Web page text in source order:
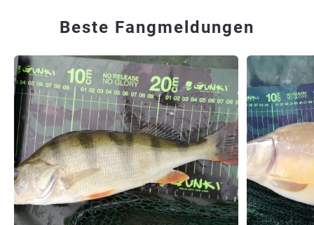
Beste Fangmeldungen